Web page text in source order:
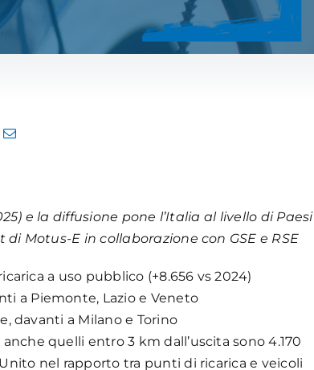
e la diffusione pone l’Italia al livello di Paesi
Motus-E in collaborazione con GSE e RSE
a uso pubblico (+8.656 vs 2024)
a Piemonte, Lazio e Veneto
davanti a Milano e Torino
quelli entro 3 km dall’uscita sono 4.170
nel rapporto tra punti di ricarica e veicoli